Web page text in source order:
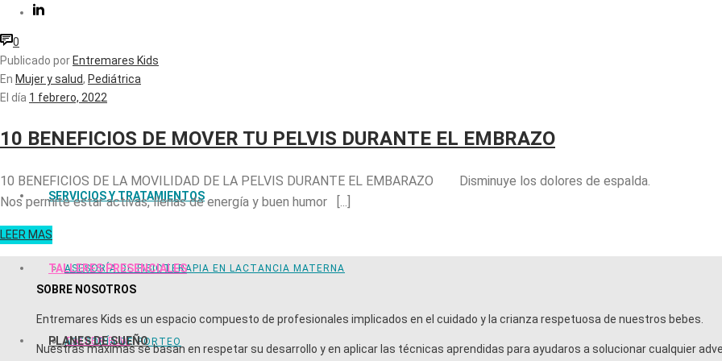
SERVICIOS Y TRATAMIENTOS
ASESORÍA DE FISIOTERAPIA EN LACTANCIA MATERNA
ASESORÍA DE PORTEO
TALLERES PRESENCIALES
TALLER BLW
PLANES DE SUEÑO
0
Publicado por Entremares Kids
En Mujer y salud, Pediátrica
El día 1 febrero, 2022
10 BENEFICIOS DE MOVER TU PELVIS DURANTE EL EMBRAZO
10 BENEFICIOS DE LA MOVILIDAD DE LA PELVIS DURANTE EL EMBARAZO Disminuye los dolores de espalda.
Nos permite estar activas, llenas de energía y buen humor [...]
LEER MAS
SOBRE NOSOTROS
Entremares Kids es un espacio compuesto de profesionales implicados en el cuidado y la crianza respetuosa de nuestros bebes.
Nuestras máximas se basan en respetar su desarrollo y en aplicar las técnicas aprendidas para ayudaros a solucionar cualquier